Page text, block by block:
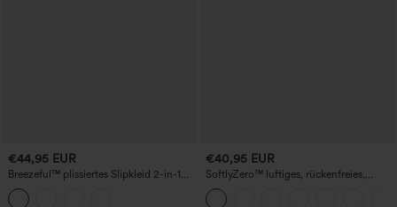
€44,95 EUR
Breezeful™ plissiertes Slipkleid 2-in-1
mit Tasche und verstellbarer Schnalle —
Micro-Mini, schnell trocknend, lässig
€40,95 EUR
SoftlyZero™ luftiges, rückenfreies,
gedrehtes InstantCool Dance-Active-
Kleid – Easy Peezy Edition, DD–F-Cups